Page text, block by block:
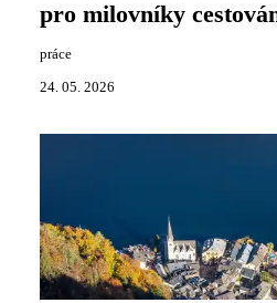
pro milovníky
práce
24. 05. 2026